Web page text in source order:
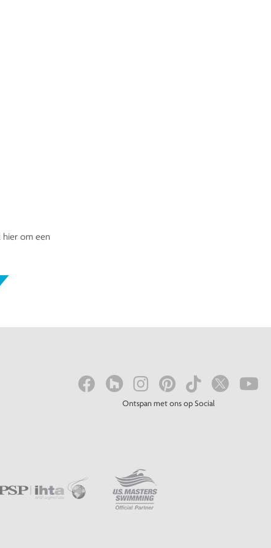
hier om een
Ontspan met ons op Social